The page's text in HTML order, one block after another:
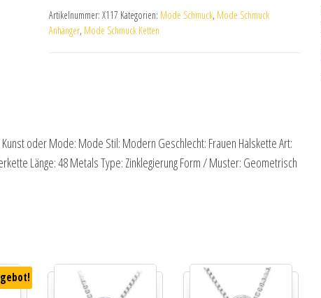
Artikelnummer: X117 Kategorien: Mode Schmuck, Mode Schmuck
Anhänger, Mode Schmuck Ketten
oder Mode: Mode Stil: Modern Geschlecht: Frauen Halskette Art:
Länge: 48 Metals Type: Zinklegierung Form / Muster: Geometrisch